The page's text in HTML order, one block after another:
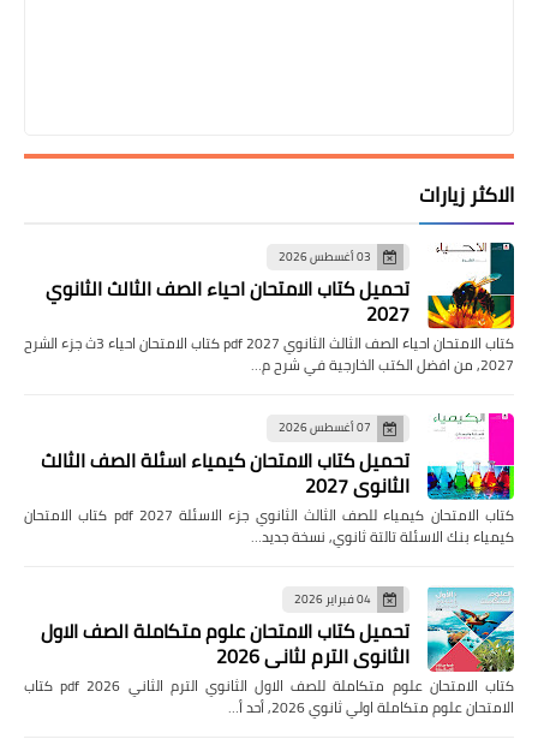
الاكثر زيارات
03 أغسطس 2026
تحميل كتاب الامتحان احياء الصف الثالث الثانوي
2027
كتاب الامتحان احياء الصف الثالث الثانوي pdf 2027 كتاب الامتحان احياء 3ث جزء الشرح
2027, من افضل الكتب الخارجية في شرح م…
07 أغسطس 2026
تحميل كتاب الامتحان كيمياء اسئلة الصف الثالث
الثانوي 2027
كتاب الامتحان كيمياء للصف الثالث الثانوي جزء الاسئلة pdf 2027 كتاب الامتحان
كيمياء بنك الاسئلة تالتة ثانوي, نسخة جديد…
04 فبراير 2026
تحميل كتاب الامتحان علوم متكاملة الصف الاول
الثانوي الترم لثاني 2026
كتاب الامتحان علوم متكاملة للصف الاول الثانوي الترم الثاني pdf 2026 كتاب
الامتحان علوم متكاملة اولي ثانوي 2026, أحد أ…